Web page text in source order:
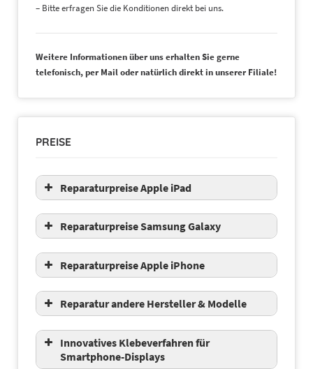
– Bitte erfragen Sie die Konditionen direkt bei uns.
Weitere Informationen über uns erhalten Sie gerne
telefonisch, per Mail oder natürlich direkt in unserer Filiale!
PREISE
Reparaturpreise Apple iPad
auf Anfrage
Akkuwechsel
auf Anfrage
Reparaturpreise Samsung Galaxy
auf Anfrage
Reparaturpreise Apple iPhone
Reparatur andere Hersteller & Modelle
Innovatives Klebeverfahren für
Smartphone-Displays